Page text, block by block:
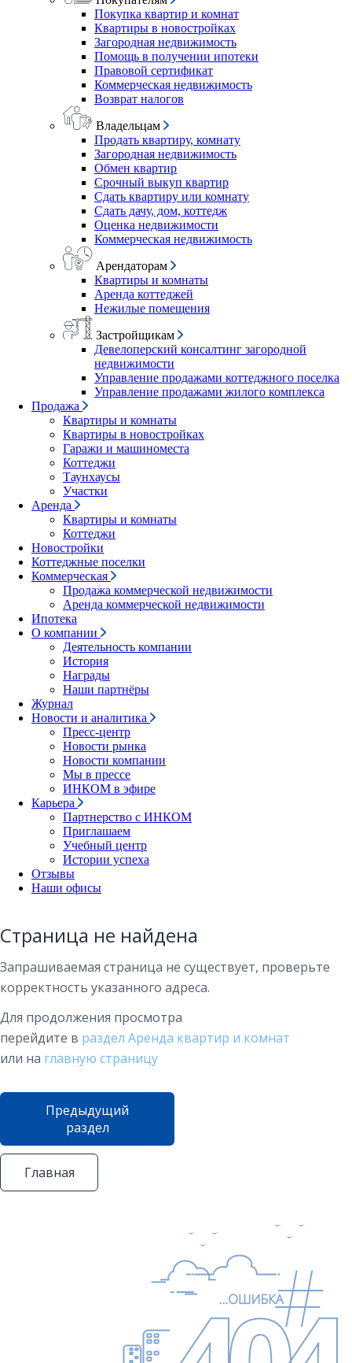
Покупка квартир и комнат
Квартиры в новостройках
Загородная недвижимость
Помощь в получении ипотеки
Правовой сертификат
Коммерческая недвижимость
Возврат налогов
Владельцам
Продать квартиру, комнату
Загородная недвижимость
Обмен квартир
Срочный выкуп квартир
Сдать квартиру или комнату
Сдать дачу, дом, коттедж
Оценка недвижимости
Коммерческая недвижимость
Арендаторам
Квартиры и комнаты
Аренда коттеджей
Нежилые помещения
Застройщикам
Девелоперский консалтинг загородной
недвижимости
Управление продажами коттеджного поселка
Управление продажами жилого комплекса
Продажа
Квартиры и комнаты
Квартиры в новостройках
Гаражи и машиноместа
Коттеджи
Таунхаусы
Участки
Аренда
Квартиры и комнаты
Коттеджи
Новостройки
Коттеджные поселки
Коммерческая
Продажа коммерческой недвижимости
Аренда коммерческой недвижимости
Ипотека
О компании
Деятельность компании
История
Награды
Наши партнёры
Журнал
Новости и аналитика
Пресс-центр
Новости рынка
Новости компании
Мы в прессе
ИНКОМ в эфире
Карьера
Партнерство с ИНКОМ
Приглашаем
Учебный центр
Истории успеха
Отзывы
Наши офисы
Страница не найдена
Запрашиваемая страница не существует, проверьте
корректность указанного адреса.
Для продолжения просмотра
перейдите в раздел Аренда квартир и комнат
или на главную страницу
Предыдущий
раздел
Главная